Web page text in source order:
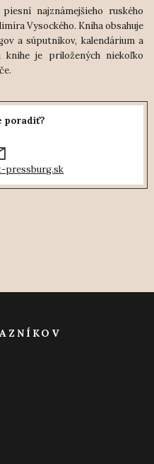
najznámejšieho ruského
Vysockého. Kniha obsahuje
a súputníkov, kalendárium a
je priložených niekoľko
poradiť?
pressburg.sk